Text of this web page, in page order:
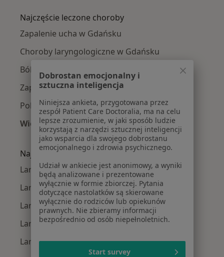
Najczęście leczone choroby
Zapalenie ucha w Gdańsku
Choroby laryngologiczne w Gdańsku
Ból zatok w Gdańsku
Zapalenie zatok w Gdańsku
Polipy nosa w Gdańsku
Więcej (15)
Więcej w kategorii: Najczęście leczone
Najpopularniejsze ubezpieczenia
Laryngolodzy z Medicover w Gdańsku
Laryngolodzy z Allianz w Gdańsku
Laryngolodzy z LUX MED w Gdańsku
Laryngolodzy z INTER Polska w Gdańsku
Laryngolodzy z SKOK Asekuracja w Gdańsku
Dobrostan emocjonalny i
sztuczna inteligencja
Niniejsza ankieta, przygotowana przez
zespół Patient Care Doctoralia, ma na celu
lepsze zrozumienie, w jaki sposób ludzie
korzystają z narzędzi sztucznej inteligencji
jako wsparcia dla swojego dobrostanu
emocjonalnego i zdrowia psychicznego.
Udział w ankiecie jest anonimowy, a wyniki
będą analizowane i prezentowane
wyłącznie w formie zbiorczej. Pytania
dotyczące nastolatków są skierowane
wyłącznie do rodziców lub opiekunów
prawnych. Nie zbieramy informacji
bezpośrednio od osób niepełnoletnich.
Start survey